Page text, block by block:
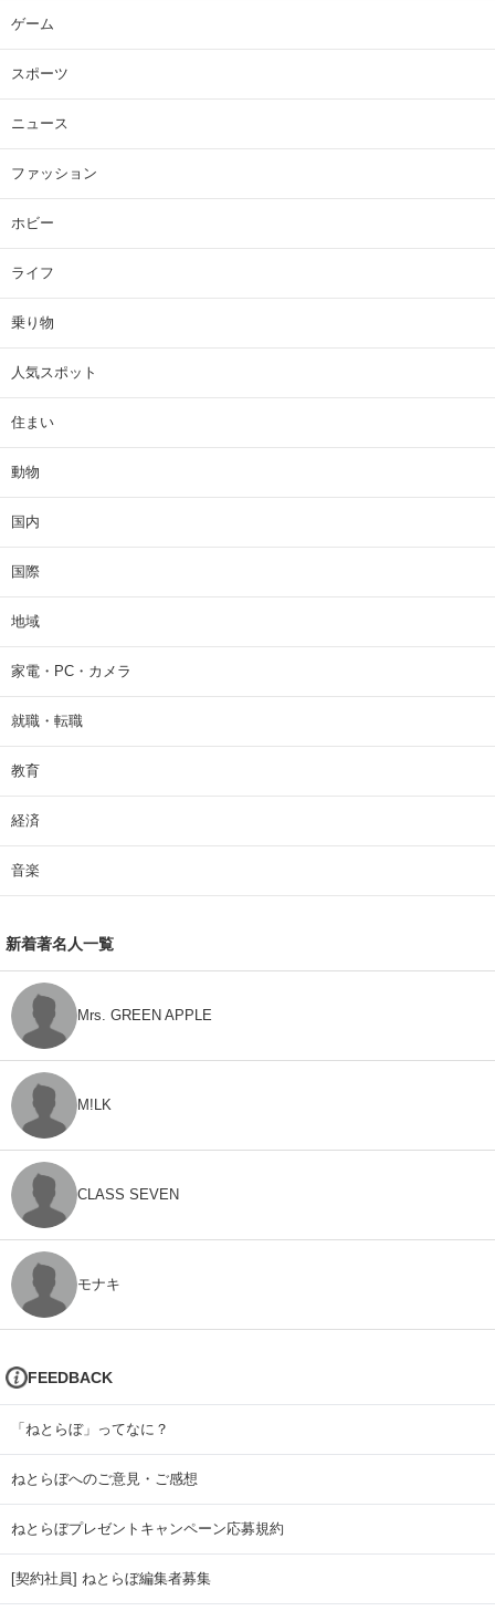
ゲーム
スポーツ
ニュース
ファッション
ホビー
ライフ
乗り物
人気スポット
住まい
動物
国内
国際
地域
家電・PC・カメラ
就職・転職
教育
経済
音楽
新着著名人一覧
Mrs. GREEN APPLE
M!LK
CLASS SEVEN
モナキ
FEEDBACK
「ねとらぼ」ってなに？
ねとらぼへのご意見・ご感想
ねとらぼプレゼントキャンペーン応募規約
[契約社員] ねとらぼ編集者募集